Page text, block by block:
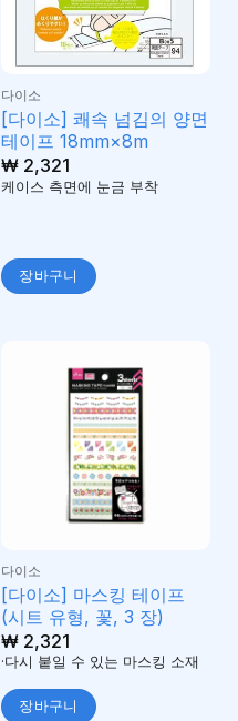
다이소
[다이소] 쾌속 넘김의 양면
테이프 18mm×8m
₩2,321
케이스 측면에 눈금 부착
장바구니
다이소
[다이소] 마스킹 테이프
(시트 유형, 꽃, 3 장)
₩2,321
·다시 붙일 수 있는 마스킹 소재
장바구니